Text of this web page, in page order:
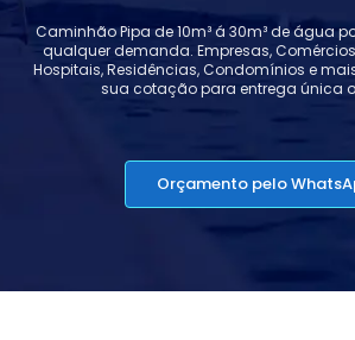
Caminhão Pipa de 10m³ á 30m³ de água
qualquer demanda. Empresas,
Hospitais, Residências, Condomínios e
sua cotação para entrega única
Orçamento pelo